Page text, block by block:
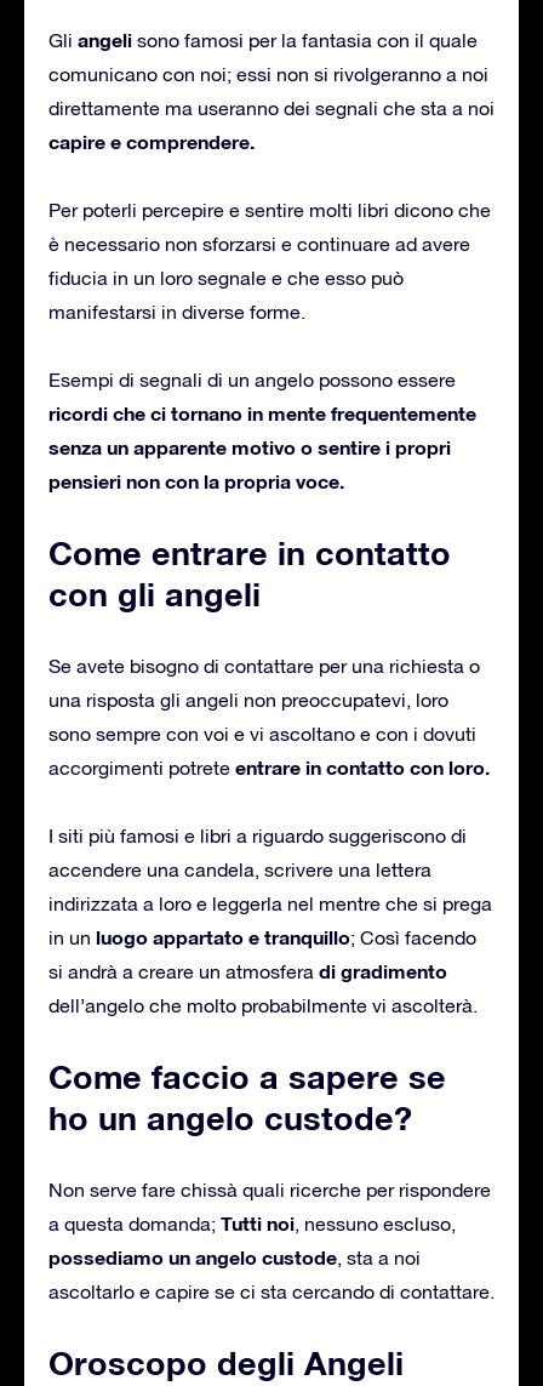
Gli angeli sono famosi per la fantasia con il quale
comunicano con noi; essi non si rivolgeranno a noi
direttamente ma useranno dei segnali che sta a noi
capire e comprendere.
Per poterli percepire e sentire molti libri dicono che
è necessario non sforzarsi e continuare ad avere
fiducia in un loro segnale e che esso può
manifestarsi in diverse forme.
Esempi di segnali di un angelo possono essere
ricordi che ci tornano in mente frequentemente
senza un apparente motivo o sentire i propri
pensieri non con la propria voce.
Come entrare in contatto
con gli angeli
Se avete bisogno di contattare per una richiesta o
una risposta gli angeli non preoccupatevi, loro
sono sempre con voi e vi ascoltano e con i dovuti
accorgimenti potrete entrare in contatto con loro.
I siti più famosi e libri a riguardo suggeriscono di
accendere una candela, scrivere una lettera
indirizzata a loro e leggerla nel mentre che si prega
in un luogo appartato e tranquillo; Così facendo
si andrà a creare un atmosfera di gradimento
dell’angelo che molto probabilmente vi ascolterà.
Come faccio a sapere se
ho un angelo custode?
Non serve fare chissà quali ricerche per rispondere
a questa domanda; Tutti noi, nessuno escluso,
possediamo un angelo custode, sta a noi
ascoltarlo e capire se ci sta cercando di contattare.
Oroscopo degli Angeli